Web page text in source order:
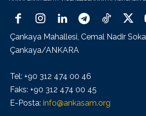
Çankaya Mahallesi, Cemal Nadir
Çankaya/ANKARA
Tel: +90 312 474 00 46
Faks: +90 312 474 00 45
E-Posta: info@ankasam.org